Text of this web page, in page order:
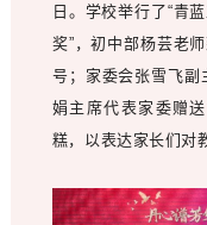
日。学校举行了“青
奖”，初中部杨芸老
号；家委会张雪飞副
娟主席代表家委赠
糕，以表达家长们对